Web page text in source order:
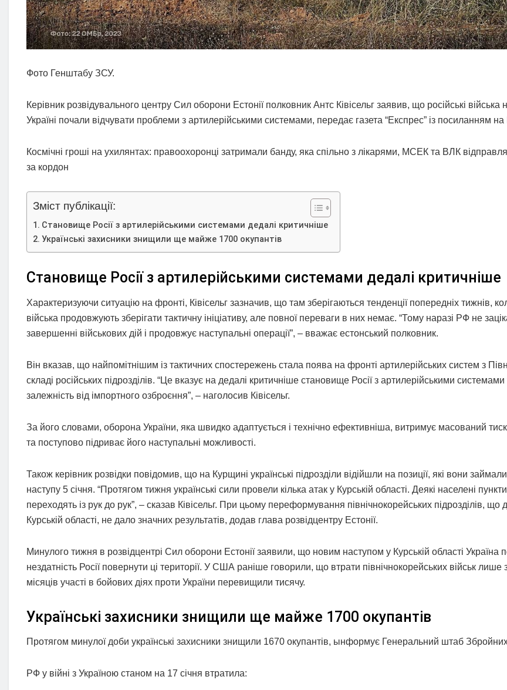
Фото Генштабу ЗСУ.
Керівник розвідувального центру Сил оборони Естонії полковник Антс Ківісельг заявив, що російські війська
Україні почали відчувати проблеми з артилерійськими системами, передає газета “Експрес” із посиланням
Космічні гроші на ухилянтах: правоохоронці затримали банду, яка спільно з лікарями, МСЕК та ВЛК
за кордон
Зміст публікації:
Становище Росії з артилерійськими системами дедалі критичніше
Українські захисники знищили ще майже 1700 окупантів
Становище Росії з артилерійськими системами дедалі критичніше
Характеризуючи ситуацію на фронті, Ківісельг зазначив, що там зберігаються тенденції попередніх тижнів,
війська продовжують зберігати тактичну ініціативу, але повної переваги в них немає. “Тому наразі РФ не
завершенні військових дій і продовжує наступальні операції”, – вважає естонський полковник.
Він вказав, що найпомітнішим із тактичних спостережень стала поява на фронті артилерійських систем з
складі російських підрозділів. “Це вказує на дедалі критичніше становище Росії з артилерійськими системами
залежність від імпортного озброєння”, – наголосив Ківісельг.
За його словами, оборона України, яка швидко адаптується і технічно ефективніша, витримує масований
та поступово підриває його наступальні можливості.
Також керівник розвідки повідомив, що на Курщині українські підрозділи відійшли на позиції, які вони
наступу 5 січня. “Протягом тижня українські сили провели кілька атак у Курській області. Деякі населені
переходять із рук до рук”, – сказав Ківісельг. При цьому переформування північнокорейських підрозділів, що
Курській області, не дало значних результатів, додав глава розвідцентру Естонії.
Минулого тижня в розвідцентрі Сил оборони Естонії заявили, що новим наступом у Курській області Україна
нездатність Росії повернути ці території. У США раніше говорили, що втрати північнокорейських військ лише
місяців участі в бойових діях проти України перевищили тисячу.
Українські захисники знищили ще майже 1700 окупантів
Протягом минулої доби українські захисники знищили 1670 окупантів, ынформує Генеральний штаб
РФ у війні з Україною станом на 17 січня втратила: